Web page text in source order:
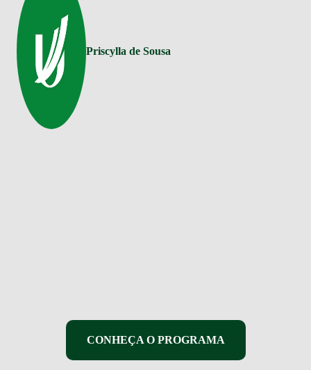
Priscylla de Sousa
CONHEÇA O PROGRAMA